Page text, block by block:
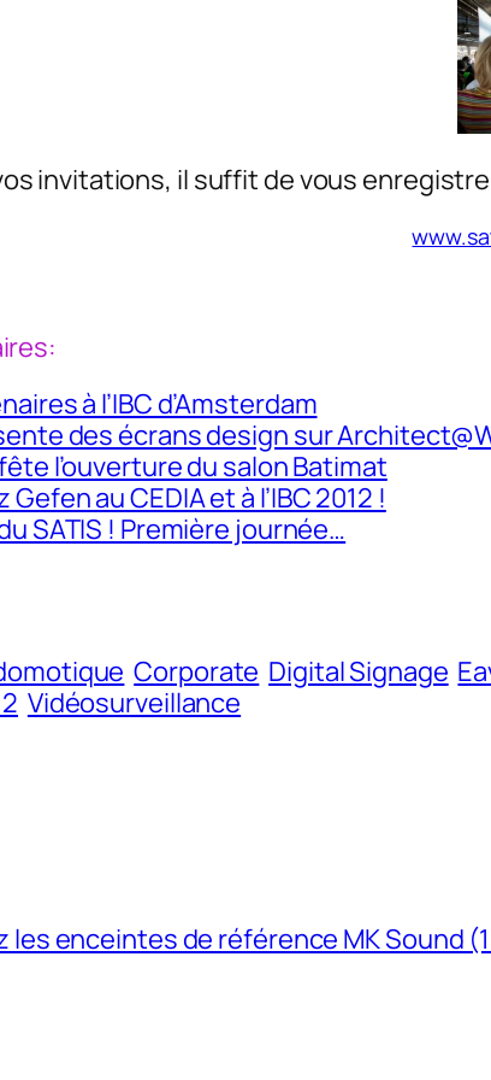
invitations, il suffit de vous
à l’IBC d’Amsterdam
des écrans design sur
l’ouverture du salon Batimat
au CEDIA et à l’IBC 2012 !
SATIS ! Première journée…
Corporate Digital Signage
Vidéosurveillance
les enceintes de référence MK Sound